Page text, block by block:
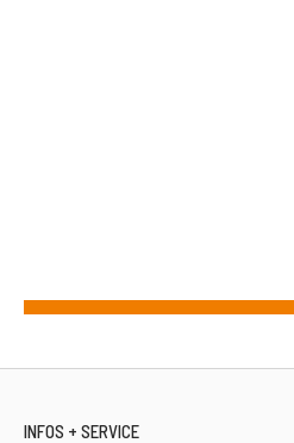
INFOS + SERVICE